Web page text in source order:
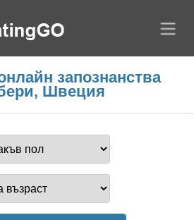
запознанства
Швеция